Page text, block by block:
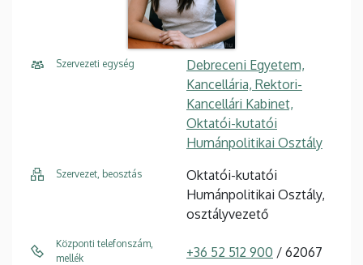
Szervezeti egység
Debreceni Egyetem,
Kancellária, Rektori-
Kancellári Kabinet,
Oktatói-kutatói
Humánpolitikai Osztály
Szervezet, beosztás
Oktatói-kutatói
Humánpolitikai Osztály,
osztályvezető
Központi telefonszám,
mellék
+36 52 512 900 / 62067